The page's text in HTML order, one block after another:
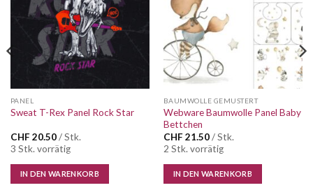
PANEL
Sweat T-Rex Panel Rock Star
CHF 20.50/ Stk.
3 Stk. vorrätig
IN DEN WARENKORB
BAUMWOLLE GEMUSTERT
Webware Baumwolle Panel Baby
Bettchen
CHF 21.50/ Stk.
2 Stk. vorrätig
IN DEN WARENKORB